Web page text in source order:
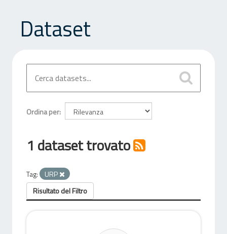
Dataset
Ordina per
1 dataset trovato
Tag:
URP
Risultato del Filtro